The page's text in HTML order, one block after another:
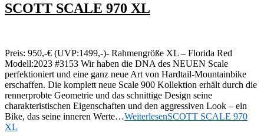
SCOTT SCALE 970 XL
Preis: 950,-€ (UVP:1499,-)- Rahmengröße XL – Florida Red
Modell:2023 #3153 Wir haben die DNA des NEUEN Scale
perfektioniert und eine ganz neue Art von Hardtail-Mountainbike
erschaffen. Die komplett neue Scale 900 Kollektion erhält durch die
rennerprobte Geometrie und das schnittige Design seine
charakteristischen Eigenschaften und den aggressiven Look – ein
Bike, das seine inneren Werte…WeiterlesenSCOTT SCALE 970
XL